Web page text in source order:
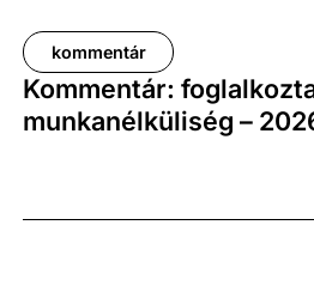
kommentár
Kommentár:
munkanélküliség –